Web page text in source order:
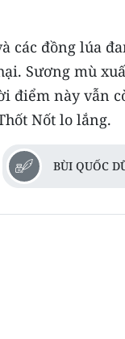
các đồng lúa
Sương mù
điểm này vẫn
Nốt lo lắng.
BÙI QUỐC